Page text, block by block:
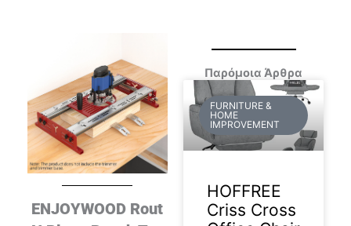
ENJOYWOOD Rout
Παρόμοια Άρθρα
FURNITURE &
HOME
IMPROVEMENT
HOFFREE
Criss Cross